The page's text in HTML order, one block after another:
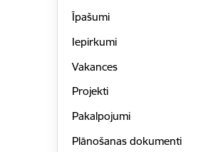
Īpašumi
Iepirkumi
Vakances
Projekti
Pakalpojumi
Plānošanas dokumenti